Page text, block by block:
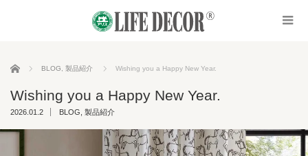
ホーム BLOG 製品紹介 Wishing you a Happy New Year.
Wishing you a Happy New Year.
2026.01.2 BLOG 製品紹介